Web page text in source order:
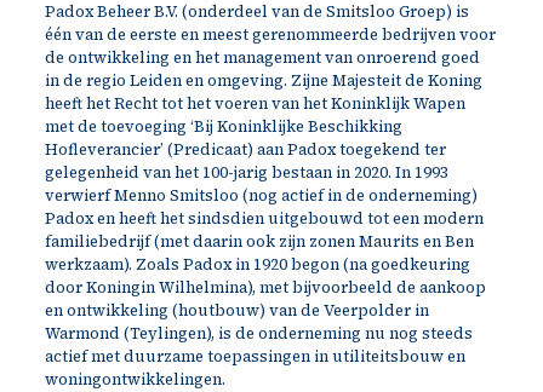
Padox Beheer B.V. (onderdeel van de Smitsloo Groep) is
één van de eerste en meest gerenommeerde bedrijven voor
de ontwikkeling en het management van onroerend goed
in de regio Leiden en omgeving. Zijne Majesteit de Koning
heeft het Recht tot het voeren van het Koninklijk Wapen
met de toevoeging ‘Bij Koninklijke Beschikking
Hofleverancier’ (Predicaat) aan Padox toegekend ter
gelegenheid van het 100-jarig bestaan in 2020. In 1993
verwierf Menno Smitsloo (nog actief in de onderneming)
Padox en heeft het sindsdien uitgebouwd tot een modern
familiebedrijf (met daarin ook zijn zonen Maurits en Ben
werkzaam). Zoals Padox in 1920 begon (na goedkeuring
door Koningin Wilhelmina), met bijvoorbeeld de aankoop
en ontwikkeling (houtbouw) van de Veerpolder in
Warmond (Teylingen), is de onderneming nu nog steeds
actief met duurzame toepassingen in utiliteitsbouw en
woningontwikkelingen.